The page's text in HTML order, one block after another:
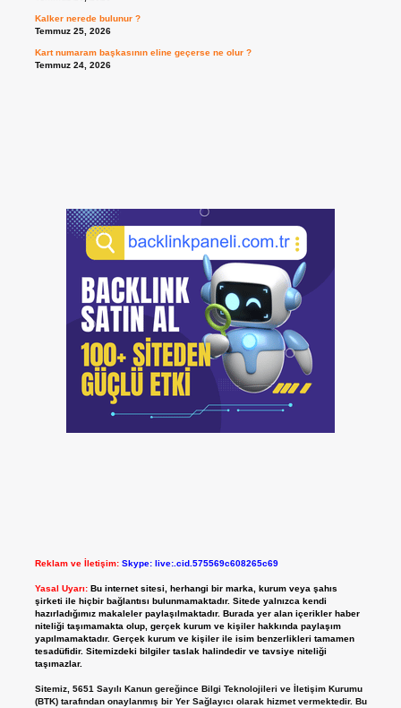
Kalker nerede bulunur ?
Temmuz 25, 2026
Kart numaram başkasının eline geçerse ne olur ?
Temmuz 24, 2026
Reklam ve İletişim: Skype: live:.cid.575569c608265c69
Yasal Uyarı: Bu internet sitesi, herhangi bir marka, kurum veya şahıs
şirketi ile hiçbir bağlantısı bulunmamaktadır. Sitede yalnızca kendi
hazırladığımız makaleler paylaşılmaktadır. Burada yer alan içerikler haber
niteliği taşımamakta olup, gerçek kurum ve kişiler hakkında paylaşım
yapılmamaktadır. Gerçek kurum ve kişiler ile isim benzerlikleri tamamen
tesadüfidir. Sitemizdeki bilgiler taslak halindedir ve tavsiye niteliği
taşımazlar.
Sitemiz, 5651 Sayılı Kanun gereğince Bilgi Teknolojileri ve İletişim Kurumu
(BTK) tarafından onaylanmış bir Yer Sağlayıcı olarak hizmet vermektedir. Bu